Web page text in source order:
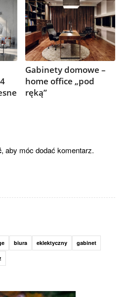
Gabinety domowe –
home office „pod
ręką”
, aby móc dodać komentarz.
biura eklektyczny gabinet